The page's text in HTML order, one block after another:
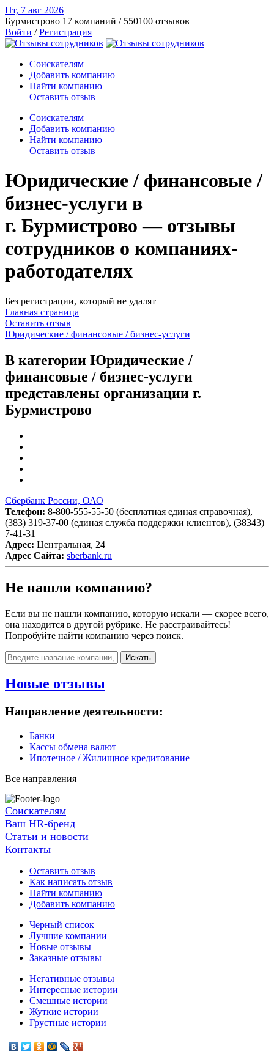
Пт, 7 авг 2026
Бурмистрово 17 компаний / 550100 отзывов
Войти /Регистрация
Соискателям
Добавить компанию
Найти компанию
Оставить отзыв
Соискателям
Добавить компанию
Найти компанию
Оставить отзыв
Юридические / финансовые /
бизнес-услуги в
г. Бурмистрово — отзывы
сотрудников о компаниях-
работодателях
Без регистрации, который не удалят
Главная страница
Оставить отзыв
Юридические / финансовые / бизнес-услуги
В категории Юридические /
финансовые / бизнес-услуги
представлены организации г.
Бурмистрово
Сбербанк России, ОАО
Телефон: 8-800-555-55-50 (бесплатная единая справочная),
(383) 319-37-00 (единая служба поддержки клиентов), (38343)
7-41-31
Адрес: Центральная, 24
Адрес Сайта: sberbank.ru
Не нашли компанию?
Если вы не нашли компанию, которую искали — скорее всего,
она находится в другой рубрике. Не расстраивайтесь!
Попробуйте найти компанию через поиск.
Искать
Новые отзывы
Направление деятельности:
Банки
Кассы обмена валют
Ипотечное / Жилищное кредитование
Все направления
Соискателям
Ваш HR-бренд
Статьи и новости
Контакты
Оставить отзыв
Как написать отзыв
Найти компанию
Добавить компанию
Черный список
Лучшие компании
Новые отзывы
Заказные отзывы
Негативные отзывы
Интересные истории
Смешные истории
Жуткие истории
Грустные истории